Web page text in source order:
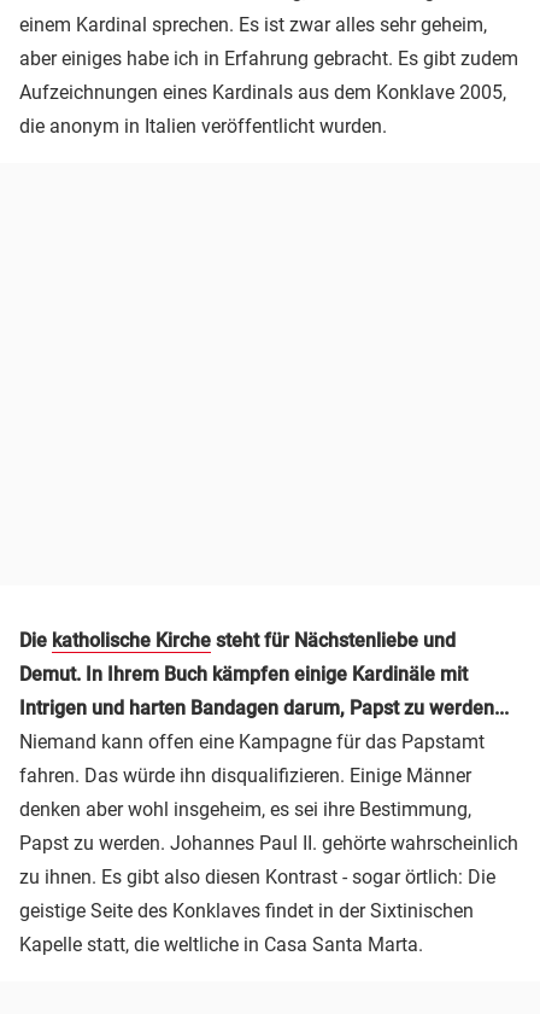
einem Kardinal sprechen. Es ist zwar alles sehr geheim,
aber einiges habe ich in Erfahrung gebracht. Es gibt zudem
Aufzeichnungen eines Kardinals aus dem Konklave 2005,
die anonym in Italien veröffentlicht wurden.
Die katholische Kirche steht für Nächstenliebe und
Demut. In Ihrem Buch kämpfen einige Kardinäle mit
Intrigen und harten Bandagen darum, Papst zu werden...
Niemand kann offen eine Kampagne für das Papstamt
fahren. Das würde ihn disqualifizieren. Einige Männer
denken aber wohl insgeheim, es sei ihre Bestimmung,
Papst zu werden. Johannes Paul II. gehörte wahrscheinlich
zu ihnen. Es gibt also diesen Kontrast - sogar örtlich: Die
geistige Seite des Konklaves findet in der Sixtinischen
Kapelle statt, die weltliche in Casa Santa Marta.